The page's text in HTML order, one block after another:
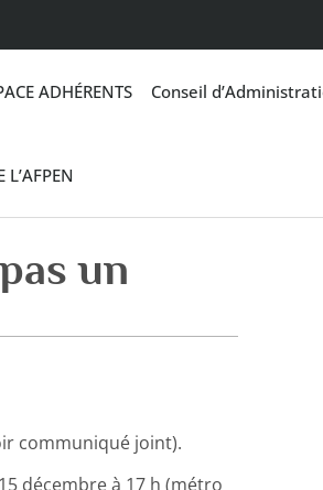
ADHÉRENTS Conseil
un
communiqué joint).
décembre à 17 h (métro